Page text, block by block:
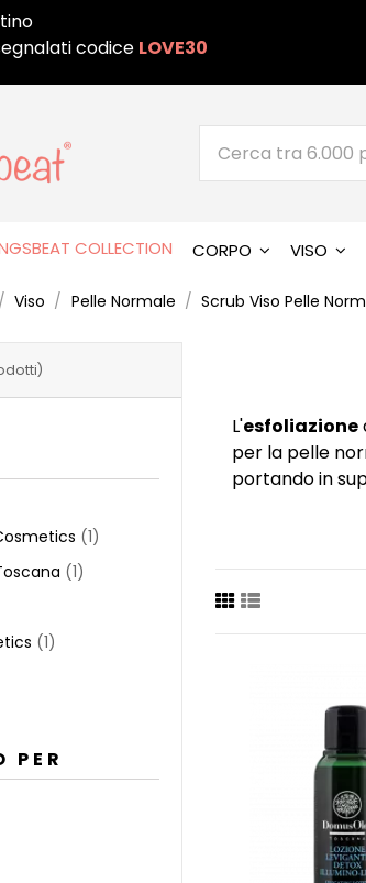
codice LOVE30
COLLECTION CORPO VISO
Viso Pelle Normale Scrub Viso Pelle
L'esfoliazione
per la pelle
portando in
(1)
(1)
(1)
PER